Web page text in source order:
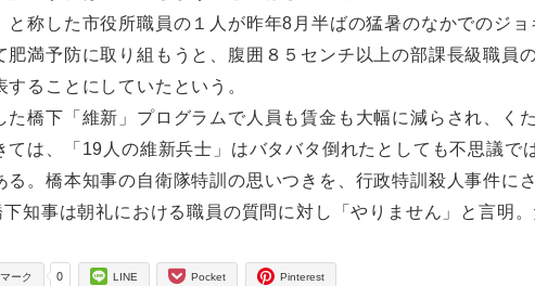
称した市役所職員の１人が昨年8月半ばの猛暑のなかでのジ
満予防に取り組もうと、腹囲８５センチ以上の部課長級職員
ることにしていたという。
橋下「維新」プログラムで人員も賃金も大幅に減らされ、く
は、「19人の維新兵士」はバタバタ倒れたとしても不思議で
る。橋本知事の自衛隊特訓の思いつきを、行政特訓殺人事件に
下知事は朝礼における職員の質問に対し「やりません」と言明
0
ーク LINE Pocket Pinterest